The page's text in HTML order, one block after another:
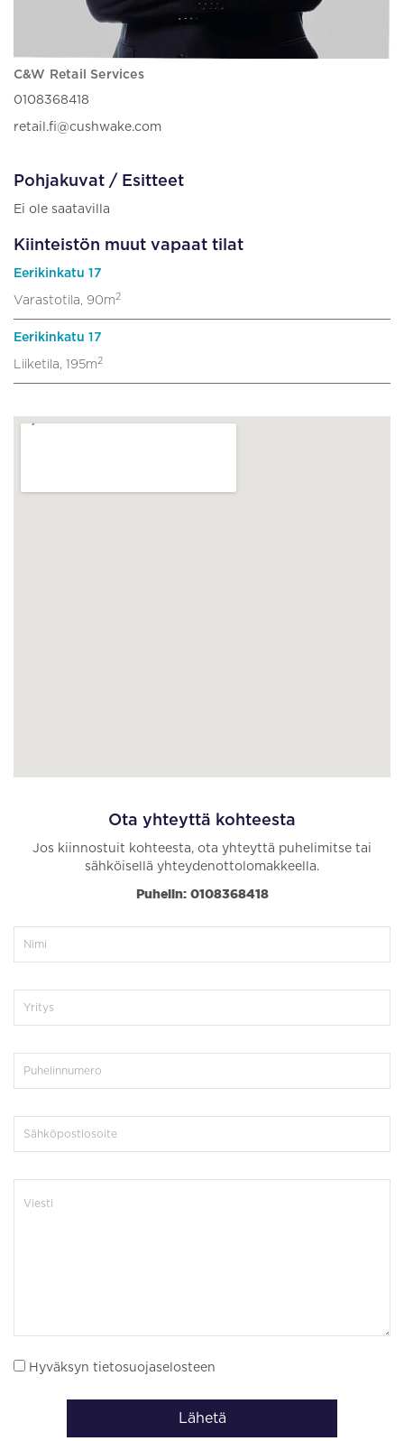
C&W Retail Services
0108368418
retail.fi@cushwake.com
Pohjakuvat / Esitteet
Ei ole saatavilla
Kiinteistön muut vapaat tilat
Eerikinkatu 17
Varastotila, 90m 2
Eerikinkatu 17
Liiketila, 195m 2
Ota yhteyttä kohteesta
Jos kiinnostuit kohteesta, ota yhteyttä puhelimitse tai
sähköisellä yhteydenottolomakkeella.
Puhelin: 0108368418
Hyväksyn tietosuojaselosteen
Lähetä